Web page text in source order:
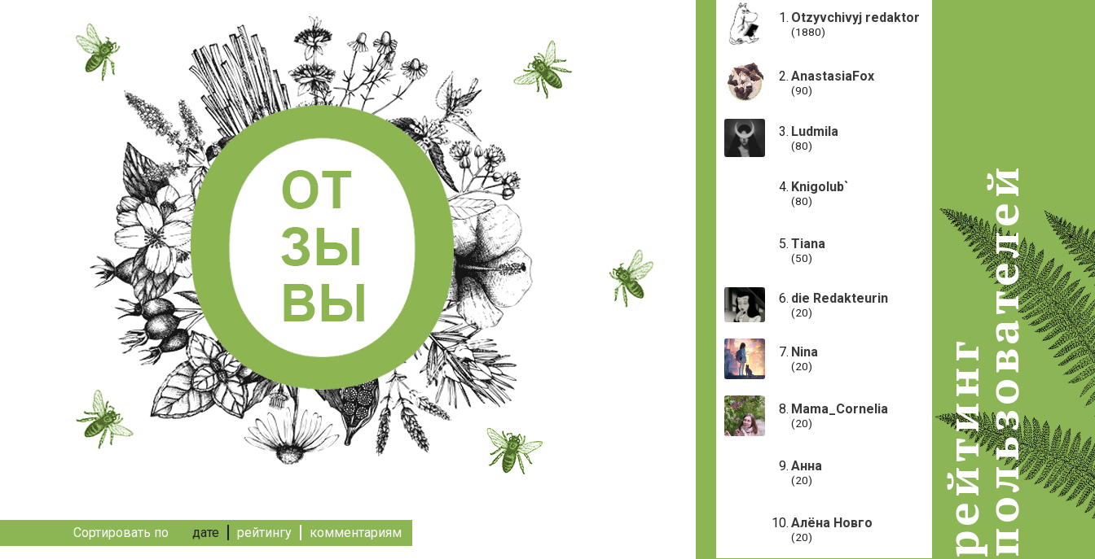
Сортировать по дате рейтингу комментариям рейтингпользователей
Otzyvchivyj redaktor
(1880)
AnastasiaFox
(90)
Ludmila
(80)
Knigolub`
(80)
Tiana
(50)
die Redakteurin
(20)
Nina
(20)
Mama_Cornelia
(20)
Анна
(20)
Алёна Новго
(20)